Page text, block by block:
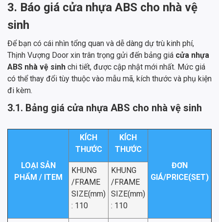
3. Báo giá cửa nhựa ABS cho nhà vệ
sinh
Để bạn có cái nhìn tổng quan và dễ dàng dự trù kinh phí,
Thịnh Vượng Door xin trân trọng gửi đến bảng giá cửa nhựa
ABS nhà vệ sinh chi tiết, được cập nhật mới nhất. Mức giá
có thể thay đổi tùy thuộc vào mẫu mã, kích thước và phụ kiện
đi kèm.
3.1. Bảng giá cửa nhựa ABS cho nhà vệ sinh
LOẠI SẢN
PHẨM / ITEM
KÍCH
THƯỚC
KÍCH
THƯỚC
ĐƠN
GIÁ/PRICE(SET)
KHUNG
/FRAME
SIZE(mm)
: 110
KHUNG
/FRAME
SIZE(mm)
: 110